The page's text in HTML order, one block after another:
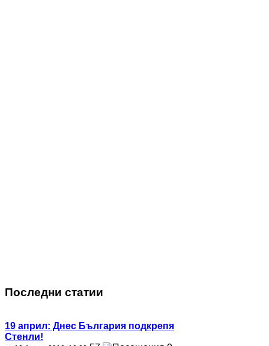
Последни статии
19 април: Днес България подкрепя
Стeнли!